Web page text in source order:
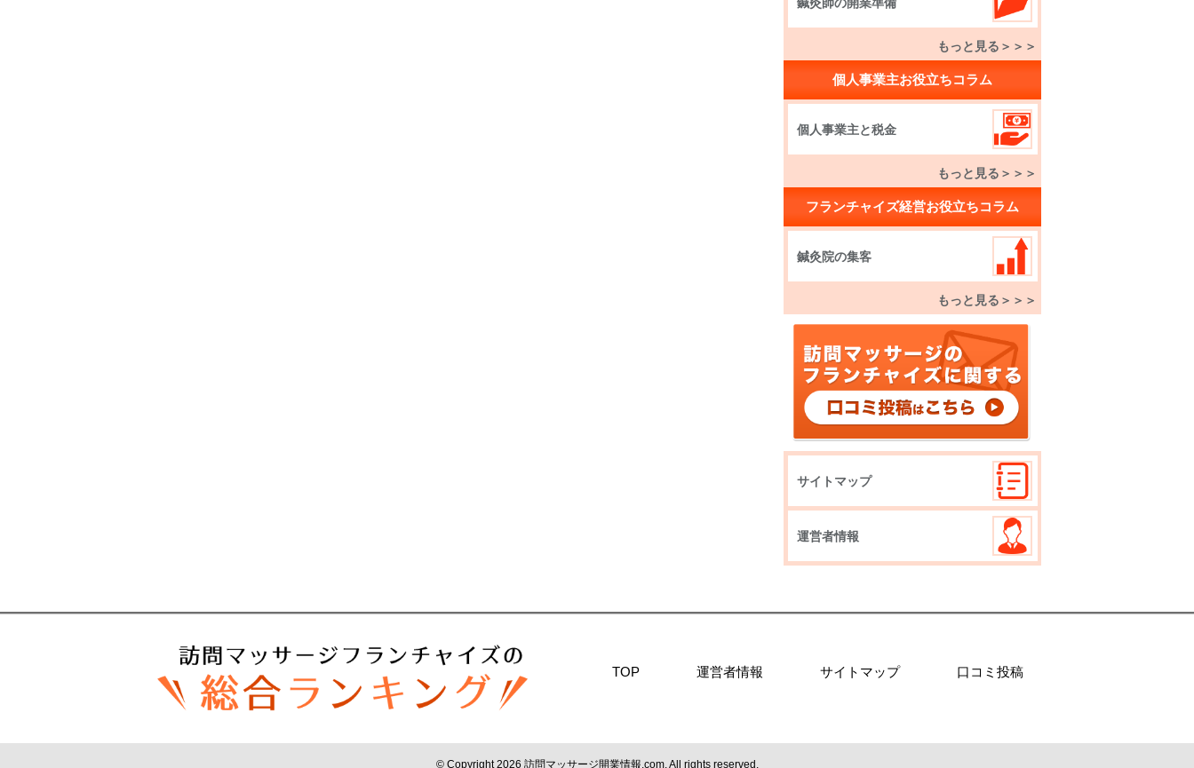
もっと見る＞＞＞
個人事業主お役立ちコラム
個人事業主と税金
もっと見る＞＞＞
フランチャイズ経営お役立ちコラム
鍼灸院の集客
もっと見る＞＞＞
サイトマップ
運営者情報
TOP 運営者情報 サイトマップ 口コミ投稿
© Copyright 2026 訪問マッサージ開業情報.com. All rights reserved.